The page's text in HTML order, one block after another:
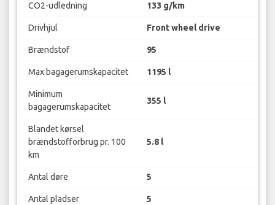
CO2-udledning 133 g/km
Drivhjul Front wheel drive
Brændstof 95
Max bagagerumskapacitet 1195 l
Minimum
bagagerumskapacitet
355 l
Blandet kørsel
brændstofforbrug pr. 100
km
5.8 l
Antal døre 5
Antal pladser 5